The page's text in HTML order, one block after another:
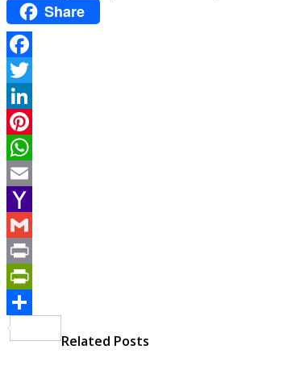
Share
Facebook
Twitter
LinkedIn
Pinterest
WhatsApp
Email
Yahoo
Mail
Gmail
Print
PrintFriendly
Related Posts